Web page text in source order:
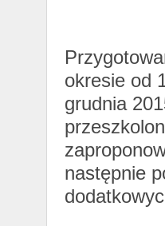
okresie od
grudnia
następnie